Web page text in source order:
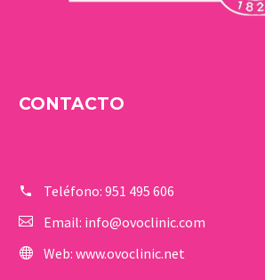
CONTACTO
Teléfono: 951 495 606
Email: info@ovoclinic.com
Web: www.ovoclinic.net